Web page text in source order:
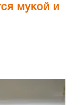
мукой и